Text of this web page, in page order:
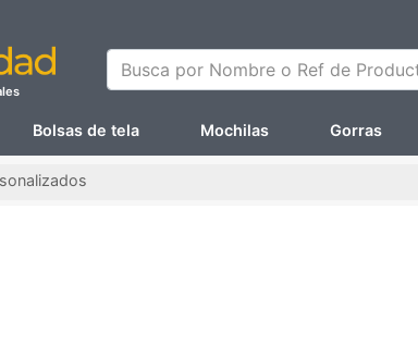
Busca por Nombre o Ref de Producto
Bolsas de tela Mochilas Gorras